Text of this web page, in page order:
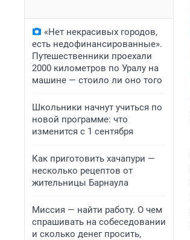
«Нет некрасивых городов,
есть недофинансированные».
Путешественники проехали
2000 километров по Уралу на
машине — стоило ли оно того
Школьники начнут учиться по
новой программе: что
изменится с 1 сентября
Как приготовить хачапури —
несколько рецептов от
жительницы Барнаула
Миссия — найти работу. О чем
спрашивать на собеседовании
и сколько денег просить,